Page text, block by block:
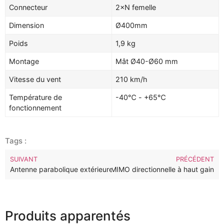
Connecteur 2×N femelle
Dimension Ø400mm
Poids 1,9 kg
Montage Mât Ø40-Ø60 mm
Vitesse du vent 210 km/h
Température de
fonctionnement
-40℃ - +65℃
Tags :
PRÉCÉDENT
28dBi Antenne parabolique 2×2 MIMO directionnelle à haut gain
SUIVANT
Antenne parabolique extérieure à gain élevé 2,4 GHz 22 dBi à
Produits apparentés